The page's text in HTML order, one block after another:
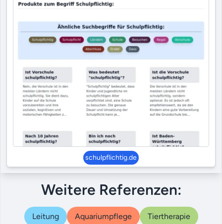
schulpflichtig.de
Weitere Referenzen:
Leitung Aquariumpflege Tiertherapie